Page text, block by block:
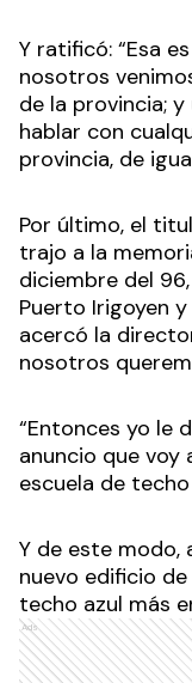
Y ratificó: “Esa
nosotros
de la provincia;
hablar con
provincia, de
Por último, el
trajo a la
diciembre del
Puerto Irigoyen
acercó la
nosotros
“Entonces yo le
anuncio que voy
escuela de
Y de este modo,
nuevo edificio
techo azul más
Ads